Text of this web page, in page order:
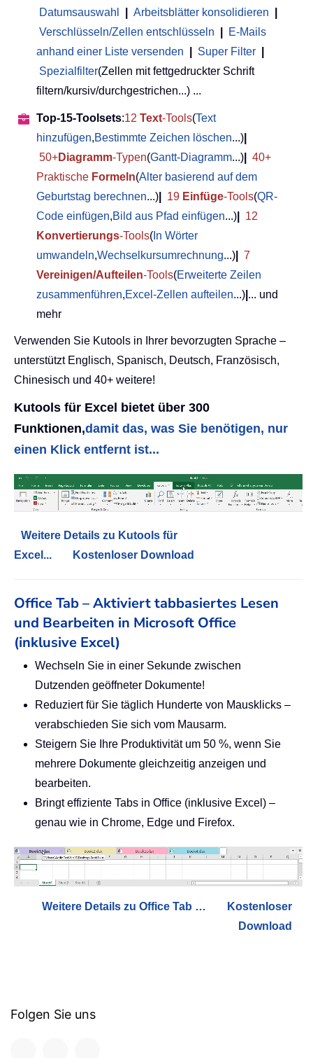
Datumsauswahl
Arbeitsblätter konsolidieren
Verschlüsseln/Zellen entschlüsseln
E-Mails
anhand einer Liste versenden
Super Filter
Spezialfilter(Zellen mit fettgedruckter Schrift
filtern/kursiv/durchgestrichen...) ...
Top-15-Toolsets:12 Text-Tools(Text
hinzufügen,Bestimmte Zeichen löschen...)
50+Diagramm-Typen(Gantt-Diagramm...)
40+
Praktische Formeln(Alter basierend auf dem
Geburtstag berechnen...) 19 Einfüge-Tools(QR-
Code einfügen,Bild aus Pfad einfügen...)
12
Konvertierungs-Tools( In Wörter
umwandeln,Wechselkursumrechnung...)
7
Vereinigen/Aufteilen-Tools(Erweiterte Zeilen
zusammenführen,Excel-Zellen aufteilen...) ... und
mehr
Verwenden Sie Kutools in Ihrer bevorzugten Sprache –
unterstützt Englisch, Spanisch, Deutsch, Französisch,
Chinesisch und 40+ weitere!
Kutools für Excel bietet über 300
Funktionen,damit das, was Sie benötigen, nur
einen Klick entfernt ist...
Weitere Details zu Kutools für
Excel...
Kostenloser Download
Office Tab – Aktiviert tabbasiertes Lesen
und Bearbeiten in Microsoft Office
(inklusive Excel)
Wechseln Sie in einer Sekunde zwischen
Dutzenden geöffneter Dokumente!
Reduziert für Sie täglich Hunderte von Mausklicks –
verabschieden Sie sich vom Mausarm.
Steigern Sie Ihre Produktivität um 50 %, wenn Sie
mehrere Dokumente gleichzeitig anzeigen und
bearbeiten.
Bringt effiziente Tabs in Office (inklusive Excel) –
genau wie in Chrome, Edge und Firefox.
Weitere Details zu Office Tab …
Kostenloser
Download
Folgen Sie uns